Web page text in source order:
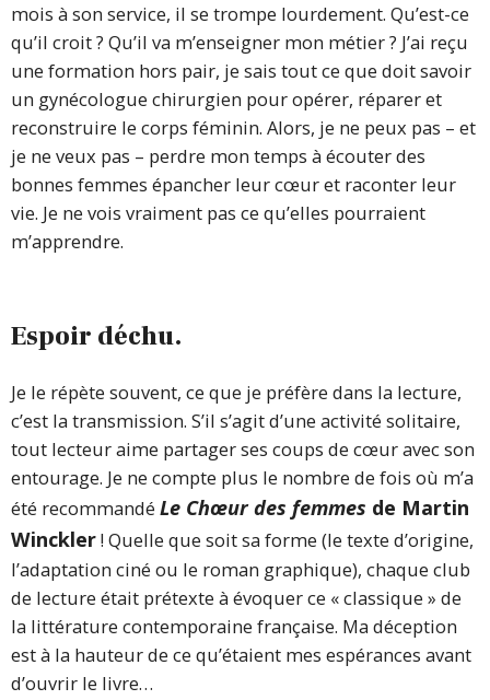
mois à son service, il se trompe lourdement. Qu’est-ce
qu’il croit ? Qu’il va m’enseigner mon métier ? J’ai reçu
une formation hors pair, je sais tout ce que doit savoir
un gynécologue chirurgien pour opérer, réparer et
reconstruire le corps féminin. Alors, je ne peux pas – et
je ne veux pas – perdre mon temps à écouter des
bonnes femmes épancher leur cœur et raconter leur
vie. Je ne vois vraiment pas ce qu’elles pourraient
m’apprendre.
Espoir déchu.
Je le répète souvent, ce que je préfère dans la lecture,
c’est la transmission. S’il s’agit d’une activité solitaire,
tout lecteur aime partager ses coups de cœur avec son
entourage. Je ne compte plus le nombre de fois où m’a
été recommandé Le Chœur des femmes de Martin
Winckler! Quelle que soit sa forme (le texte d’origine,
l’adaptation ciné ou le roman graphique), chaque club
de lecture était prétexte à évoquer ce « classique » de
la littérature contemporaine française. Ma déception
est à la hauteur de ce qu’étaient mes espérances avant
d’ouvrir le livre…